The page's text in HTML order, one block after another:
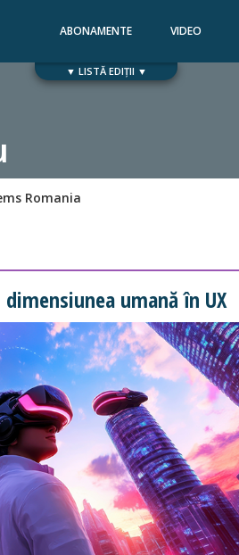
ABONAMENTE VIDEO
▼ LISTĂ EDIȚII ▼
Romania
umană în UX